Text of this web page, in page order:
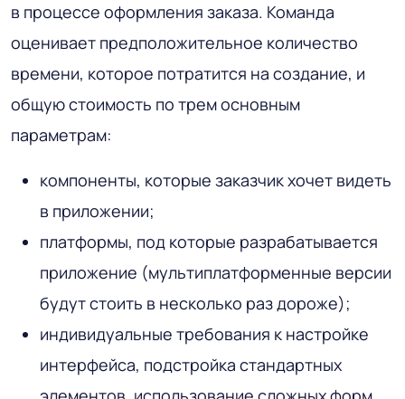
в процессе оформления заказа. Команда
оценивает предположительное количество
времени, которое потратится на создание, и
общую стоимость по трем основным
параметрам:
компоненты, которые заказчик хочет видеть
в приложении;
платформы, под которые разрабатывается
приложение (мультиплатформенные версии
будут стоить в несколько раз дороже);
индивидуальные требования к настройке
интерфейса, подстройка стандартных